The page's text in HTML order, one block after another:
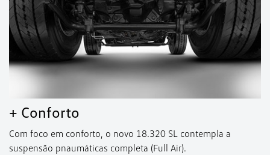
+ Conforto
Com foco em conforto, o novo 18.320 SL contempla a
suspensão pnaumáticas completa (Full Air).